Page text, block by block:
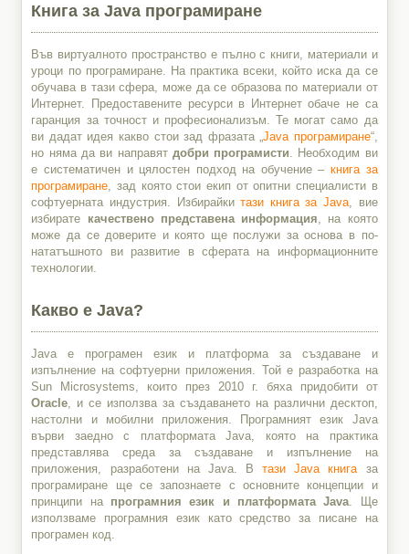
Книга за Java програмиране
Във виртуалното пространство е пълно с книги, материали и
уроци по програмиране. На практика всеки, който иска да се
обучава в тази сфера, може да се образова по материали от
Интернет. Предоставените ресурси в Интернет обаче не са
гаранция за точност и професионализъм. Те могат само да
ви дадат идея какво стои зад фразата „Java програмиране“,
но няма да ви направят добри програмисти . Необходим ви
е систематичен и цялостен подход на обучение –книга за
програмиране , зад която стои екип от опитни специалисти в
софтуерната индустрия. Избирайкитази книга за Java , вие
избирате качествено представена информация , на която
може да се доверите и която ще послужи за основа в по-
нататъшното ви развитие в сферата на информационните
технологии.
Какво е Java?
Java е програмен език и платформа за създаване и
изпълнение на софтуерни приложения. Той е разработка на
Sun Microsystems, които през 2010 г. бяха придобити от
Oracle , и се използва за създаването на различни десктоп,
настолни и мобилни приложения. Програмният език Java
върви заедно с платформата Java, която на практика
представлява среда за създаване и изпълнение на
приложения, разработени на Java. Втази Java книга за
програмиране ще се запознаете с основните концепции и
принципи на програмния език и платформата Java . Ще
използваме програмния език като средство за писане на
програмен код.